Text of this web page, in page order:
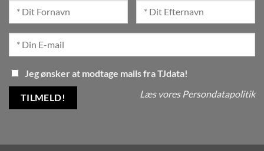
Jeg ønsker at modtage mails fra TJdata!
Læs vores Persondatapolitik